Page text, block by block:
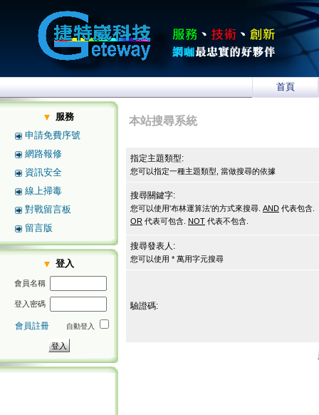
首頁
服務
申請免費序號
網路報修
資訊安全
線上掃毒
對戰留言板
留言版
登入
會員名稱
登入密碼
會員註冊 自動登入
本站搜尋系統
指定主題類型:
您可以指定一種主題類型, 當做搜尋的依據
搜尋關鍵字:
您可以使用'布林運算法'的方式來搜尋. AND 代表包含.
OR 代表可包含. NOT 代表不包含.
搜尋發表人:
您可以使用 * 萬用字元搜尋
驗證碼: